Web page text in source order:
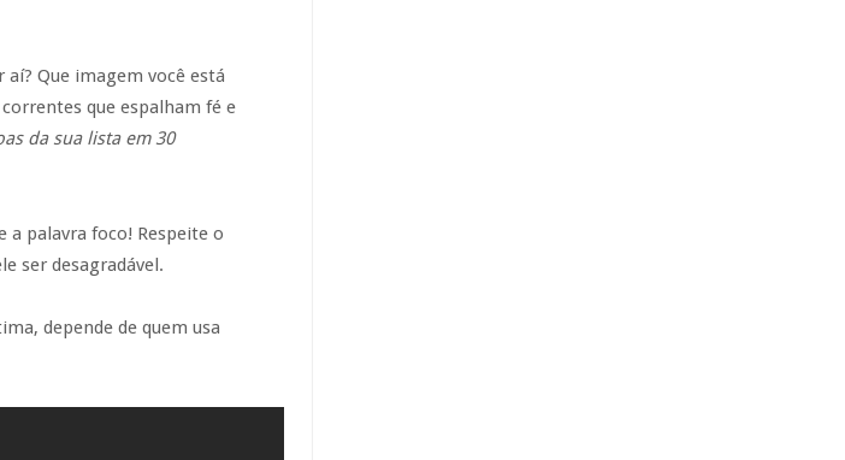
Que imagem você está
que espalham fé e
da sua lista em 30
a palavra foco! Respeite o
ser desagradável.
depende de quem usa